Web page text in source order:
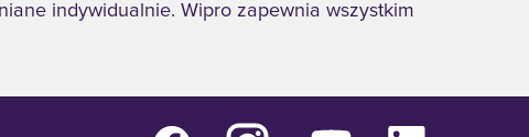
indywidualnie. Wipro zapewnia wszystkim
O
O
O